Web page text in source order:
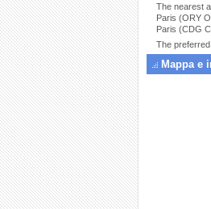
The nearest
Paris (ORY
Paris (CDG
The
Mappa e